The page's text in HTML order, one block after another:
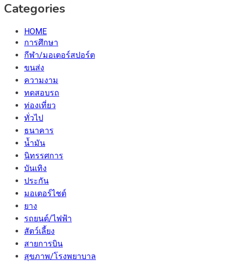
Categories
HOME
การศึกษา
กีฬา/มอเตอร์สปอร์ต
ขนส่ง
ความงาม
ทดสอบรถ
ท่องเที่ยว
ทั่วไป
ธนาคาร
น้ำมัน
นิทรรศการ
บันเทิง
ประกัน
มอเตอร์ไชต์
ยาง
รถยนต์/ไฟฟ้า
สัตว์เลี้ยง
สายการบิน
สุขภาพ/โรงพยาบาล